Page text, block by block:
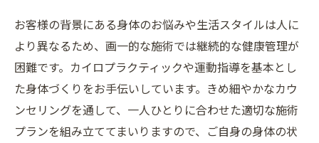
お客様の背景にある身体のお悩みや生活スタイルは人に
より異なるため、画一的な施術では継続的な健康管理が
困難です。カイロプラクティックや運動指導を基本とし
た身体づくりをお手伝いしています。きめ細やかなカウ
ンセリングを通して、一人ひとりに合わせた適切な施術
プランを組み立ててまいりますので、ご自身の身体の状